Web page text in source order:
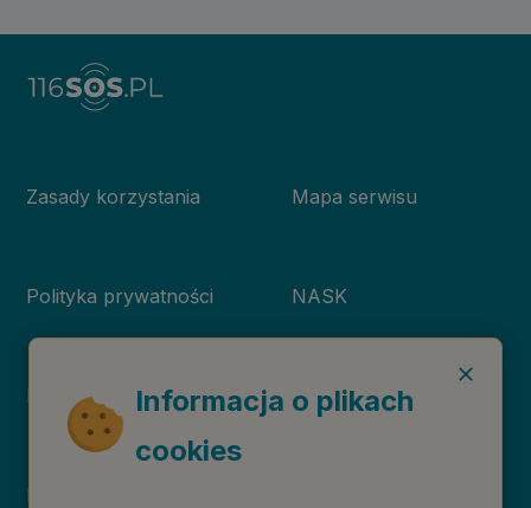
Zasady korzystania
Polityka prywatności
Deklaracja dostępności
Prawa autorskie
Mapa serwisu
NASK
Niebieska Linia
Informacja o plikach
cookies